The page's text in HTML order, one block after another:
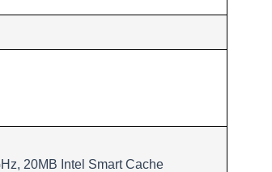
20MB Intel Smart Cache